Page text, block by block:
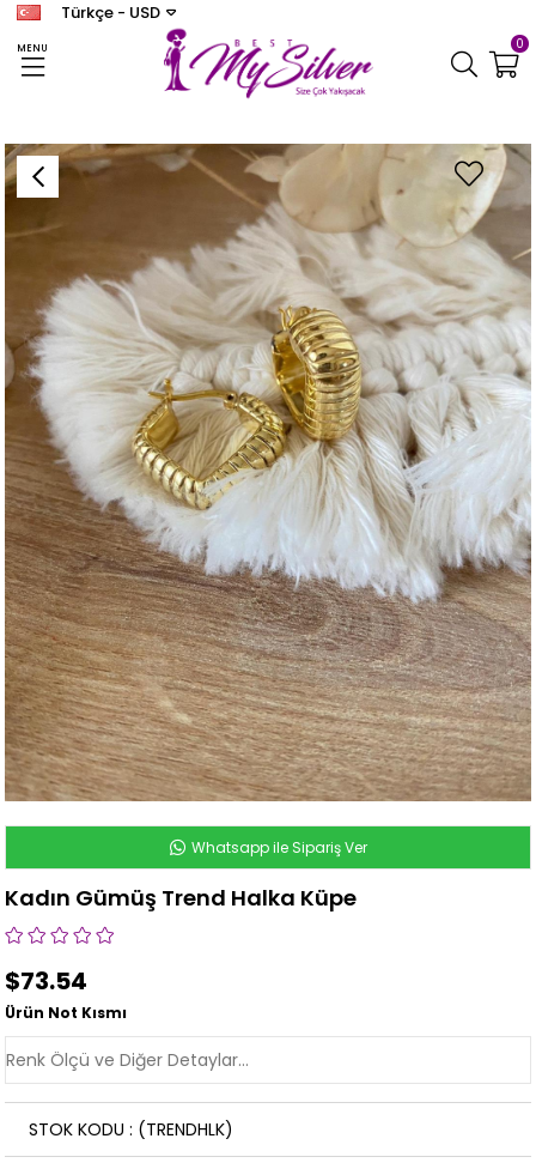
MENU
Türkçe - USD
0
Kadın Gümüş Trend Halka Küpe
Whatsapp ile Sipariş Ver
Kadın Gümüş Trend Halka Küpe
$73.54
Ürün Not Kısmı
(TRENDHLK)
STOK KODU